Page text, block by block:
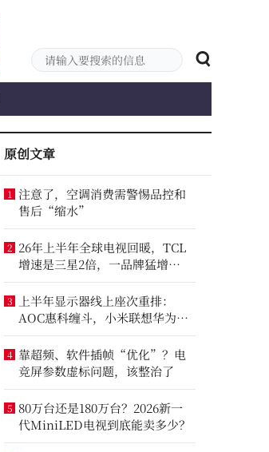
原创文章
1 注意了，空调消费需警惕品控和
售后“缩水”
2 26年上半年全球电视回暖，TCL
增速是三星2倍，一品牌猛增
14.8%
3
上半年显示器线上座次重排：
AOC惠科缠斗，小米联想华为进
前八
4 靠超频、软件插帧“优化”？电
竞屏参数虚标问题，该整治了
5 80万台还是180万台？2026新一
代MiniLED电视到底能卖多少？